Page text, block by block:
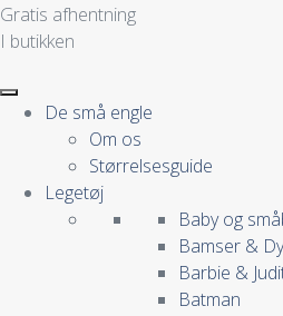
Gratis afhentning
I butikken
De små engle
Om os
Størrelsesguide
Legetøj
Baby og
Bamser &
Barbie &
Batman